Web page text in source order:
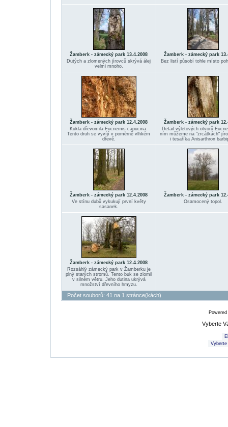
Žamberk - zámecký park 13.4.2008
Dutých a zlomených jírovců skrývá álej
velmi mnoho.
Žamberk - zámecký park
Bez listí působí tohle místo
Žamberk - zámecký park 12.4.2008
Kukla dřevomila Eucnemis capucina.
Tento druh se vyvíjí v poměrně vlhkém
dřevě.
Žamberk - zámecký park
Detail výletových otvorů
ním můžeme na "zrcátkách"
i tesaříka Anisarthron
Žamberk - zámecký park 12.4.2008
Ve stínu dubů vykukují první květy
sasanek.
Žamberk - zámecký park
Osamocený topol.
Žamberk - zámecký park 12.4.2008
Rozsáhlý zámecký park v Žamberku je
plný starých stromů. Tento buk se zlomil
v silném větru. Jeho dutina ukrývá
množství dřevního hmyzu.
Počet souborů: 41 na 1 stránce(kách)
Vyberte